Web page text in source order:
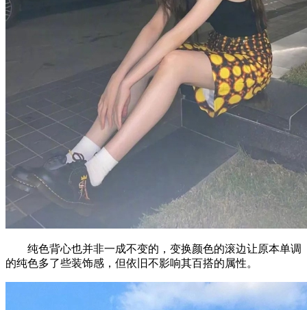
纯色背心也并非一成不变的，变换颜色的滚边让原本单调
的纯色多了些装饰感，但依旧不影响其百搭的属性。